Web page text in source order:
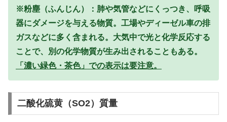
※粉塵（ふんじん）：肺や気管などにくっつき、呼吸
器にダメージを与える物質。工場やディーゼル車の排
ガスなどに多く含まれる。大気中で光と化学反応する
ことで、別の化学物質が生み出されることもある。
「濃い緑色・茶色」での表示は要注意。
二酸化硫黄（SO2）質量